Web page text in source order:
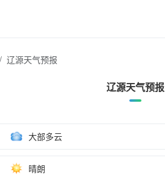
辽源天气预报
辽源天气预报
大部多云
晴朗